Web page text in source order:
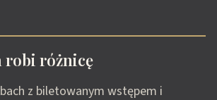
robi różnicę
z biletowanym wstępem i